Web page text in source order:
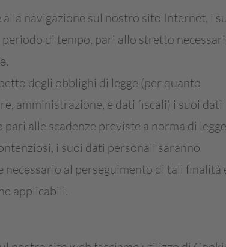
navigazione sul nostro sito Internet, i
di tempo, pari allo stretto
degli obblighi di legge (per quanto
amministrazione, e dati fiscali) i suoi dati
alle scadenze previste a norma di
i suoi dati personali saranno
al perseguimento di tali finalità
applicabili.